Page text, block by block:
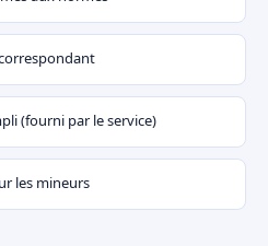
(fourni par le service)
les mineurs